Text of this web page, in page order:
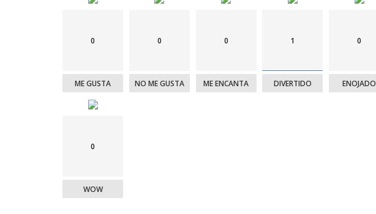
0
ME GUSTA
0
NO ME GUSTA
0
ME ENCANTA
1
DIVERTIDO
0
ENOJADO
0
WOW